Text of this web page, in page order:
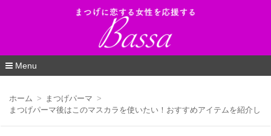
Bassa（バッサ）_まつげに恋する女性を応
援するWEBマガジン
Menu
ツ
ホーム
まつげパーマ
まつげパーマ後はこのマスカラを使いたい！おすすめアイテムを紹介しま